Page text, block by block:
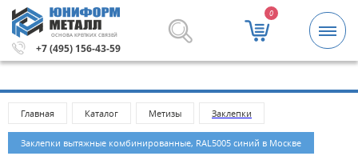
ОСНОВА КРЕПКИХ СВЯЗЕЙ
+7 (495) 156-43-59
0
Метизы и крепежные изделия оптом. Минимальная
Главная Каталог Метизы Заклепки
Заклепки вытяжные комбинированные, RAL5005 синий в Москве